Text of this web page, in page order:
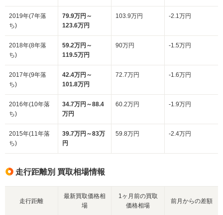
2019年(7年落
ち)
79.9万円～
123.6万円
103.9万円 -2.1万円
2018年(8年落
ち)
59.2万円～
119.5万円
90万円 -1.5万円
2017年(9年落
ち)
42.4万円～
101.8万円
72.7万円 -1.6万円
2016年(10年落
ち)
34.7万円～88.4
万円
60.2万円 -1.9万円
2015年(11年落
ち)
39.7万円～83万
円
59.8万円 -2.4万円
走行距離別 買取相場情報
走行距離
最新買取価格相
場
1ヶ月前の買取
価格相場
前月からの差額